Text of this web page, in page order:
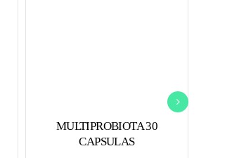
MULTIPROBIOTA 30
CAPSULAS